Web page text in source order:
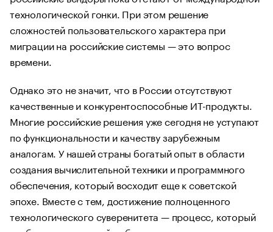
технологической гонки. При этом решение
сложностей пользовательского характера при
миграции на российские системы — это вопрос
времени.
Однако это не значит, что в России отсутствуют
качественные и конкурентоспособные ИТ-продукты.
Многие российские решения уже сегодня не уступают
по функциональности и качеству зарубежным
аналогам. У нашей страны богатый опыт в области
создания вычислительной техники и программного
обеспечения, который восходит еще к советской
эпохе. Вместе с тем, достижение полноценного
технологического суверенитета — процесс, который